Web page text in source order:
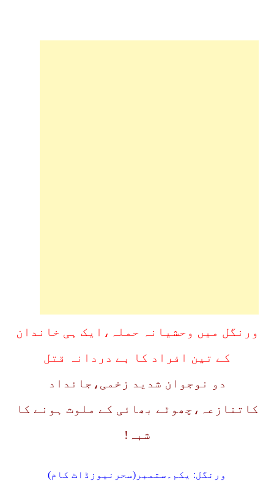
ورنگل میں وحشیانہ حملہ،ایک ہی خاندان
کے تین افراد کا بے دردانہ قتل
دو نوجوان شدید زخمی،جائداد
کاتنازعہ،چھوٹے بھائی کے ملوث ہونے کا
شبہ!
ورنگل: یکم۔ستمبر(سحرنیوزڈاٹ کام)